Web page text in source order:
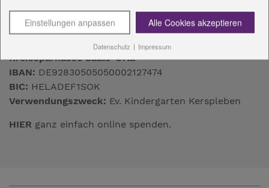
Spendenkonto
Kreissparkasse Saale-Orla
IBAN: DE92830505050002127474
BIC: HELADEF1SOK
Verwendungszweck: Ev. Kindergarten Kerspleben
HIER ganz einfach online spenden.
Einstellungen anpassen Alle Cookies akzeptieren
Datenschutz | Impressum